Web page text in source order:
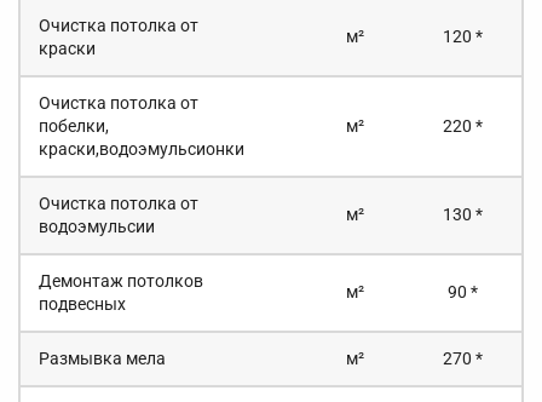
Очистка потолка от
краски
м² 120 *
Очистка потолка от
побелки,
краски,водоэмульсионки
м² 220 *
Очистка потолка от
водоэмульсии
м² 130 *
Демонтаж потолков
подвесных
м² 90 *
Размывка мела м² 270 *